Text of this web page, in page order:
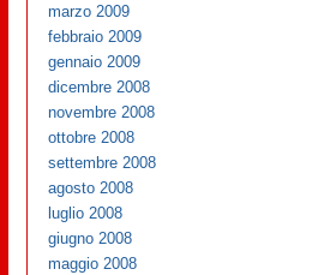
marzo 2009
febbraio 2009
gennaio 2009
dicembre 2008
novembre 2008
ottobre 2008
settembre 2008
agosto 2008
luglio 2008
giugno 2008
maggio 2008